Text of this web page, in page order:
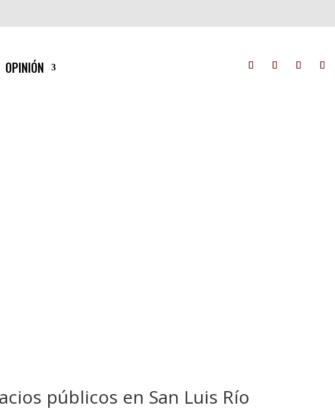
OPINIÓN
públicos en San Luis Río